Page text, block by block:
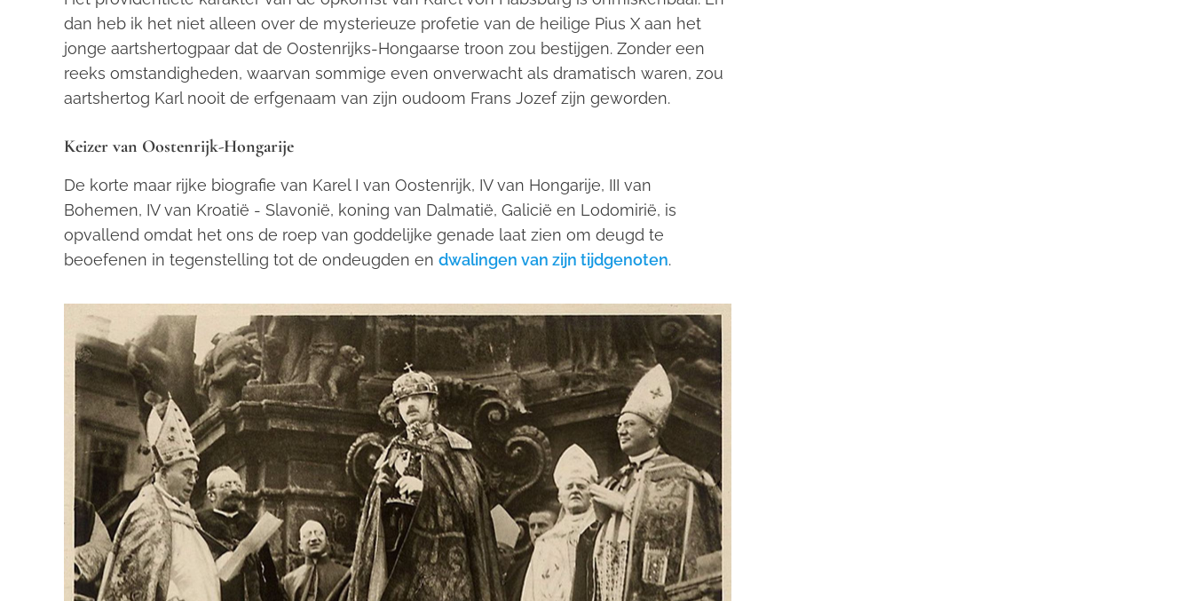
dan heb ik het niet alleen over de mysterieuze profetie van de heilige Pius X aan het
jonge aartshertogpaar dat de Oostenrijks-Hongaarse troon zou bestijgen. Zonder een
reeks omstandigheden, waarvan sommige even onverwacht als dramatisch waren, zou
aartshertog Karl nooit de erfgenaam van zijn oudoom Frans Jozef zijn geworden.
Keizer van Oostenrijk-Hongarije
De korte maar rijke biografie van Karel I van Oostenrijk, IV van Hongarije, III van
Bohemen, IV van Kroatië - Slavonië, koning van Dalmatië, Galicië en Lodomirië, is
opvallend omdat het ons de roep van goddelijke genade laat zien om deugd te
beoefenen in tegenstelling tot de ondeugden en dwalingen van zijn tijdgenoten.